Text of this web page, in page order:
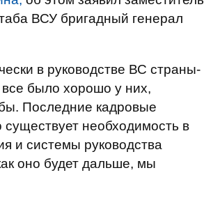
ВСУ бригадный генерал
в руководстве ВС страны-
было хорошо у них,
Последние кадровые
существует необходимость в
и системы руководства
оно будет дальше, мы